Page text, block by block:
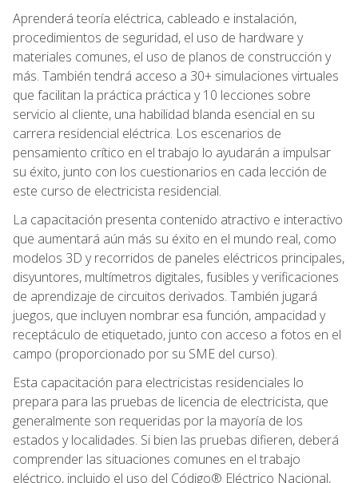
Aprenderá teoría eléctrica, cableado e instalación,
procedimientos de seguridad, el uso de hardware y
materiales comunes, el uso de planos de construcción y
más. También tendrá acceso a 30+ simulaciones virtuales
que facilitan la práctica práctica y 10 lecciones sobre
servicio al cliente, una habilidad blanda esencial en su
carrera residencial eléctrica. Los escenarios de
pensamiento crítico en el trabajo lo ayudarán a impulsar
su éxito, junto con los cuestionarios en cada lección de
este curso de electricista residencial.
La capacitación presenta contenido atractivo e interactivo
que aumentará aún más su éxito en el mundo real, como
modelos 3D y recorridos de paneles eléctricos principales,
disyuntores, multímetros digitales, fusibles y verificaciones
de aprendizaje de circuitos derivados. También jugará
juegos, que incluyen nombrar esa función, ampacidad y
receptáculo de etiquetado, junto con acceso a fotos en el
campo (proporcionado por su SME del curso).
Esta capacitación para electricistas residenciales lo
prepara para las pruebas de licencia de electricista, que
generalmente son requeridas por la mayoría de los
estados y localidades. Si bien las pruebas difieren, deberá
comprender las situaciones comunes en el trabajo
eléctrico, incluido el uso del Código® Eléctrico Nacional,